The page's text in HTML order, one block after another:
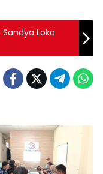
Sandya Loka